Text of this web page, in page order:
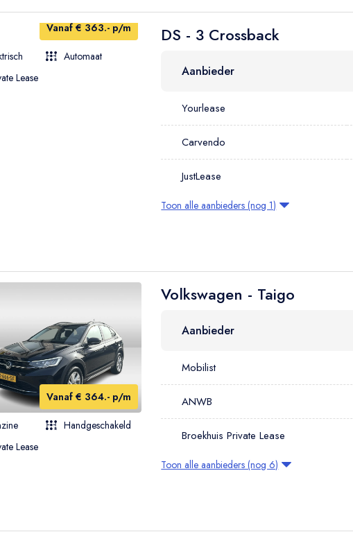
Vanaf € 363.- p/m
Automaat
Lease
DS - 3 Crossback
Aanbieder
Yourlease
Carvendo
JustLease
Toon alle aanbieders (nog 1)
Vanaf € 364.- p/m
Handgeschakeld
Lease
Volkswagen - Taigo
Aanbieder
Mobilist
ANWB
Broekhuis Private Lease
Toon alle aanbieders (nog 6)